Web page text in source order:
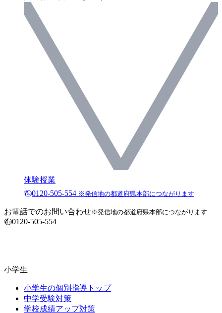
体験授業
0120-505-554 ※発信地の都道府県本部につながります
お電話でのお問い合わせ※発信地の都道府県本部につながります
0120-505-554
小学生
小学生の個別指導トップ
中学受験対策
学校成績アップ対策